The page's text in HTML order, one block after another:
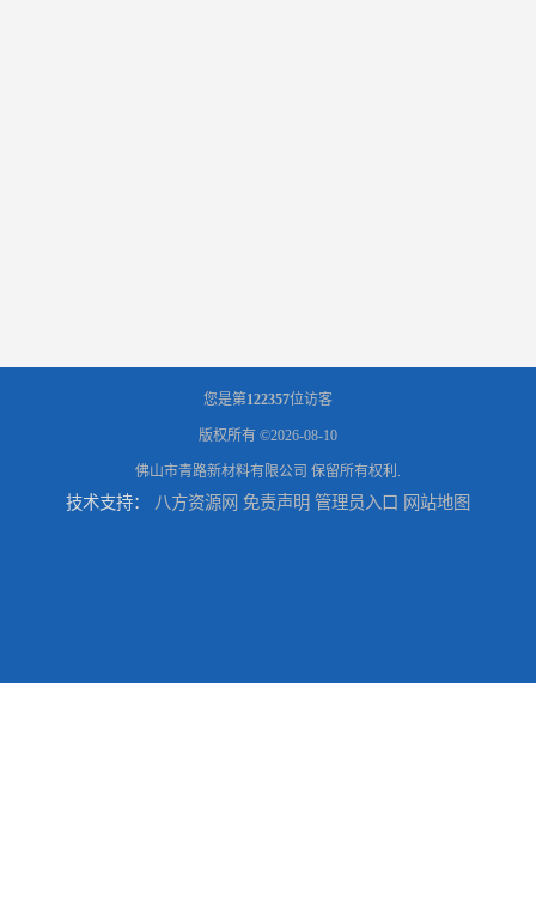
您是第122357位访客
版权所有 ©2026-08-10
佛山市青路新材料有限公司 保留所有权利.
技术支持： 八方资源网 免责声明 管理员入口 网站地图